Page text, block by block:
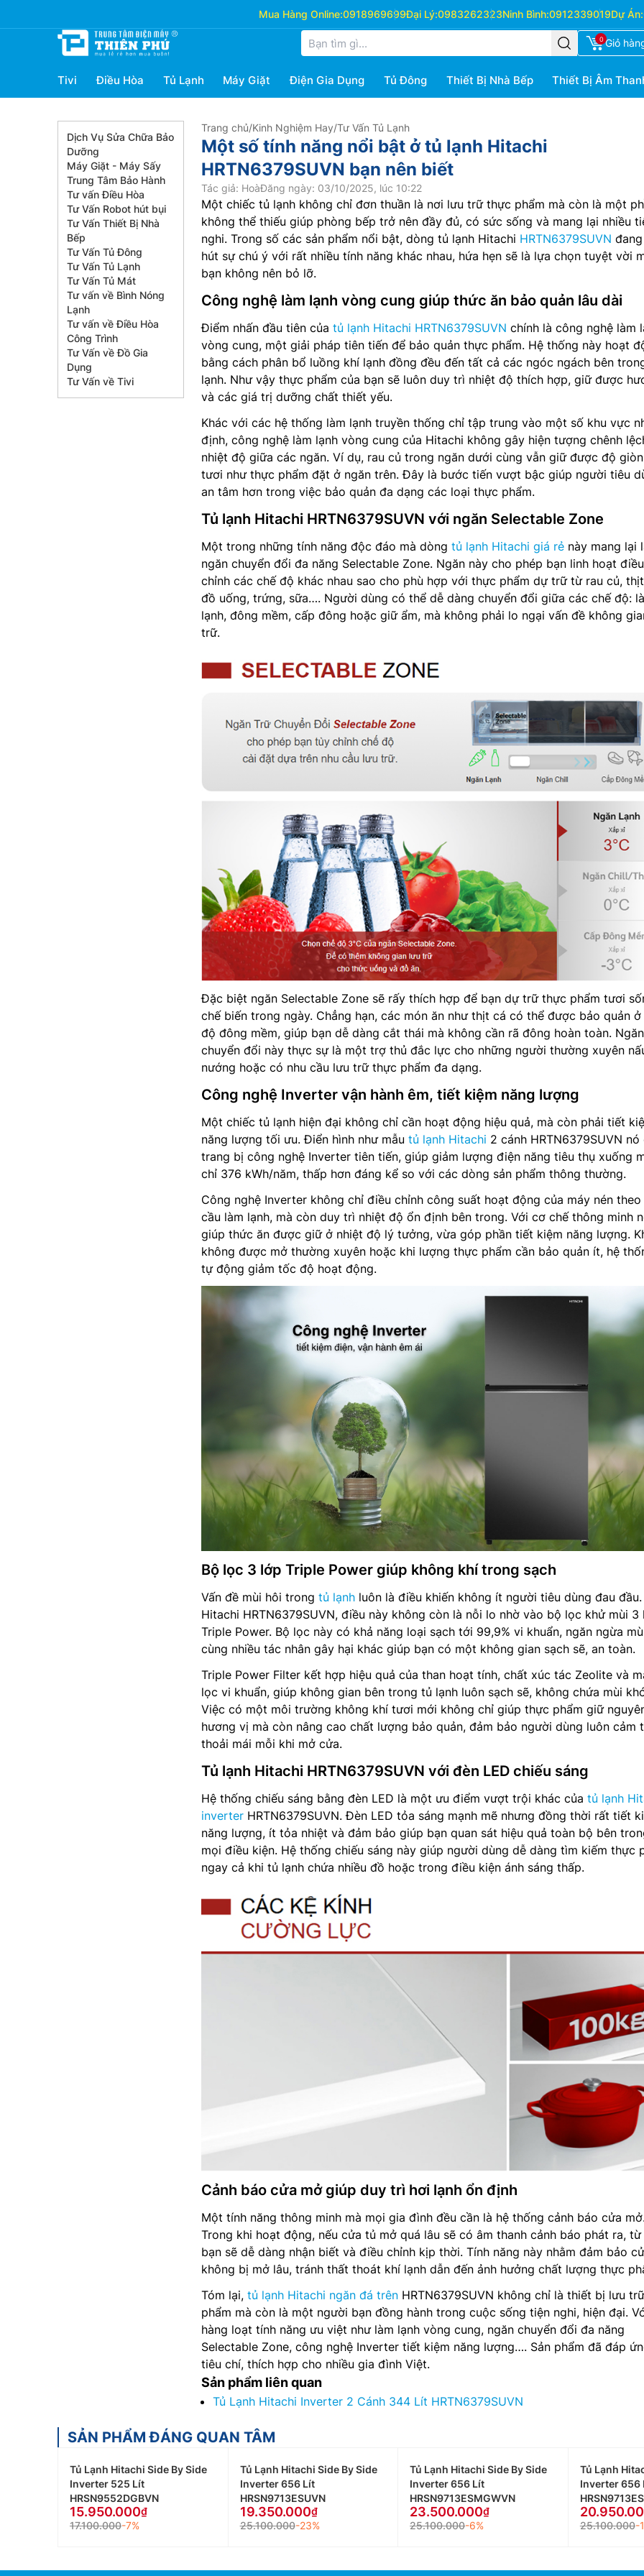
Mua Hàng Online:0918969699Đại Lý:0983262323Ninh Bình:0912339019Dự Án:
0 Giỏ
Tivi Điều Hòa Tủ Lạnh Máy Giặt Điện Gia Dụng Tủ Đông Thiết Bị Nhà Bếp Thiết Bị Âm
Dịch Vụ Sửa Chữa Bảo
Dưỡng
Máy Giặt - Máy Sấy
Trung Tâm Bảo Hành
Tư vấn Điều Hòa
Tư Vấn Robot hút bụi
Tư Vấn Thiết Bị Nhà
Bếp
Tư Vấn Tủ Đông
Tư Vấn Tủ Lạnh
Tư Vấn Tủ Mát
Tư vấn về Bình Nóng
Lạnh
Tư vấn về Điều Hòa
Công Trình
Tư Vấn về Đồ Gia
Dụng
Tư Vấn về Tivi
Trang chủ/Kinh Nghiệm Hay/Tư Vấn Tủ Lạnh
Một số tính năng nổi bật ở tủ lạnh Hitachi
HRTN6379SUVN bạn nên biết
Tác giả: HoàĐăng ngày: 03/10/2025, lúc 10:22
Một chiếc tủ lạnh không chỉ đơn thuần là nơi lưu trữ thực phẩm mà còn là một
không thể thiếu giúp phòng bếp trở nên đầy đủ, có sức sống và mang lại nhiều
nghi. Trong số các sản phẩm nổi bật, dòng tủ lạnh Hitachi HRTN6379SUVN
hút sự chú ý với rất nhiều tính năng khác nhau, hứa hẹn sẽ là lựa chọn tuyệt vời
bạn không nên bỏ lỡ.
Công nghệ làm lạnh vòng cung giúp thức ăn bảo quản lâu dài
Điểm nhấn đầu tiên của tủ lạnh Hitachi HRTN6379SUVN chính là công nghệ làm
vòng cung, một giải pháp tiên tiến để bảo quản thực phẩm. Hệ thống này hoạt
bằng cách phân bổ luồng khí lạnh đồng đều đến tất cả các ngóc ngách bên
lạnh. Như vậy thực phẩm của bạn sẽ luôn duy trì nhiệt độ thích hợp, giữ được
và các giá trị dưỡng chất thiết yếu.
Khác với các hệ thống làm lạnh truyền thống chỉ tập trung vào một số khu vực
định, công nghệ làm lạnh vòng cung của Hitachi không gây hiện tượng chênh
nhiệt độ giữa các ngăn. Ví dụ, rau củ trong ngăn dưới cùng vẫn giữ được độ
tươi như thực phẩm đặt ở ngăn trên. Đây là bước tiến vượt bậc giúp người tiêu
an tâm hơn trong việc bảo quản đa dạng các loại thực phẩm.
Tủ lạnh Hitachi HRTN6379SUVN với ngăn Selectable Zone
Một trong những tính năng độc đáo mà dòng tủ lạnh Hitachi giá rẻ này mang lại
ngăn chuyển đổi đa năng Selectable Zone. Ngăn này cho phép bạn linh hoạt điều
chỉnh các chế độ khác nhau sao cho phù hợp với thực phẩm dự trữ từ rau củ,
đồ uống, trứng, sữa…. Người dùng có thể dễ dàng chuyển đổi giữa các chế độ:
lạnh, đông mềm, cấp đông hoặc giữ ẩm, mà không phải lo ngại vấn đề không
trữ.
Đặc biệt ngăn Selectable Zone sẽ rấy thích hợp để bạn dự trữ thực phẩm tươi
chế biến trong ngày. Chẳng hạn, các món ăn như thịt cá có thể được bảo quản ở
độ đông mềm, giúp bạn dễ dàng cắt thái mà không cần rã đông hoàn toàn. Ngăn
chuyển đổi này thực sự là một trợ thủ đắc lực cho những người thường xuyên
nướng hoặc có nhu cầu lưu trữ thực phẩm đa dạng.
Công nghệ Inverter vận hành êm, tiết kiệm năng lượng
Một chiếc tủ lạnh hiện đại không chỉ cần hoạt động hiệu quả, mà còn phải tiết
năng lượng tối ưu. Điển hình như mẫu tủ lạnh Hitachi 2 cánh HRTN6379SUVN
trang bị công nghệ Inverter tiên tiến, giúp giảm lượng điện năng tiêu thụ xuống
chỉ 376 kWh/năm, thấp hơn đáng kể so với các dòng sản phẩm thông thường.
Công nghệ Inverter không chỉ điều chỉnh công suất hoạt động của máy nén theo
cầu làm lạnh, mà còn duy trì nhiệt độ ổn định bên trong. Với cơ chế thông minh
giúp thức ăn được giữ ở nhiệt độ lý tưởng, vừa góp phần tiết kiệm năng lượng.
không được mở thường xuyên hoặc khi lượng thực phẩm cần bảo quản ít, hệ
tự động giảm tốc độ hoạt động.
Bộ lọc 3 lớp Triple Power giúp không khí trong sạch
Vấn đề mùi hôi trong tủ lạnh luôn là điều khiến không ít người tiêu dùng đau
Hitachi HRTN6379SUVN, điều này không còn là nỗi lo nhờ vào bộ lọc khử mùi 3
Triple Power. Bộ lọc này có khả năng loại sạch tới 99,9% vi khuẩn, ngăn ngừa
cùng nhiều tác nhân gây hại khác giúp bạn có một không gian sạch sẽ, an toàn.
Triple Power Filter kết hợp hiệu quả của than hoạt tính, chất xúc tác Zeolite và
lọc vi khuẩn, giúp không gian bên trong tủ lạnh luôn sạch sẽ, không chứa mùi
Việc có một môi trường không khí tươi mới không chỉ giúp thực phẩm giữ
hương vị mà còn nâng cao chất lượng bảo quản, đảm bảo người dùng luôn cảm
thoải mái mỗi khi mở cửa.
Tủ lạnh Hitachi HRTN6379SUVN với đèn LED chiếu sáng
Hệ thống chiếu sáng bằng đèn LED là một ưu điểm vượt trội khác của tủ lạnh
inverter HRTN6379SUVN. Đèn LED tỏa sáng mạnh mẽ nhưng đồng thời rất tiết
năng lượng, ít tỏa nhiệt và đảm bảo giúp bạn quan sát hiệu quả toàn bộ bên
mọi điều kiện. Hệ thống chiếu sáng này giúp người dùng dễ dàng tìm kiếm thực
ngay cả khi tủ lạnh chứa nhiều đồ hoặc trong điều kiện ánh sáng thấp.
Cảnh báo cửa mở giúp duy trì hơi lạnh ổn định
Một tính năng thông minh mà mọi gia đình đều cần là hệ thống cảnh báo cửa
Trong khi hoạt động, nếu cửa tủ mở quá lâu sẽ có âm thanh cảnh báo phát ra,
bạn sẽ dễ dàng nhận biết và điều chỉnh kịp thời. Tính năng này nhằm đảm bảo
không bị mở lâu, tránh thất thoát khí lạnh dẫn đến ảnh hưởng chất lượng thực
Tóm lại, tủ lạnh Hitachi ngăn đá trên HRTN6379SUVN không chỉ là thiết bị lưu
phẩm mà còn là một người bạn đồng hành trong cuộc sống tiện nghi, hiện đại.
hàng loạt tính năng ưu việt như làm lạnh vòng cung, ngăn chuyển đổi đa năng
Selectable Zone, công nghệ Inverter tiết kiệm năng lượng…. Sản phẩm đã đáp
tiêu chí, thích hợp cho nhiều gia đình Việt.
Sản phẩm liên quan
Tủ Lạnh Hitachi Inverter 2 Cánh 344 Lít HRTN6379SUVN
SẢN PHẨM ĐÁNG QUAN TÂM
Tủ Lạnh Hitachi Side By Side
Inverter 525 Lít
HRSN9552DGBVN
15.950.000
17.100.000-7%
Tủ Lạnh Hitachi Side By Side
Inverter 656 Lít
HRSN9713ESUVN
19.350.000
25.100.000-23%
Tủ Lạnh Hitachi Side By Side
Inverter 656 Lít
HRSN9713ESMGWVN
23.500.000
25.100.000-6%
Tủ Lạnh
Inverter 656
25.100.000-